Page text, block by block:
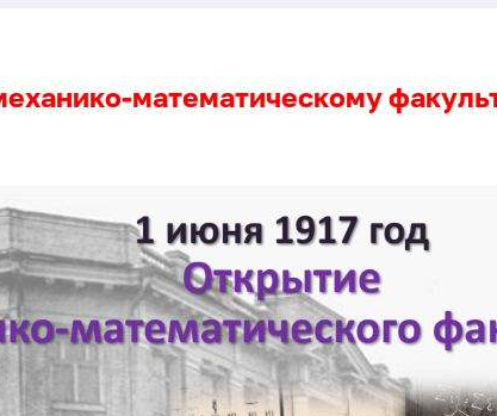
математическому